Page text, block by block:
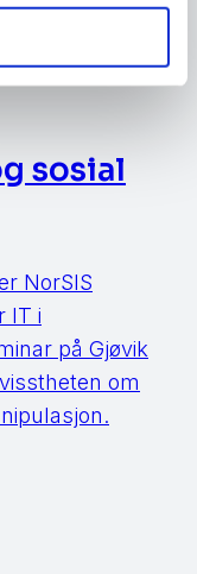
sosial
NorSIS
IT i
på Gjøvik
om